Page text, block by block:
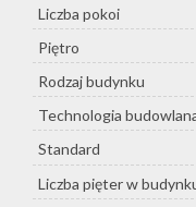
Liczba pokoi
Piętro
Rodzaj budynku
Technologia
Standard
Liczba pięter w